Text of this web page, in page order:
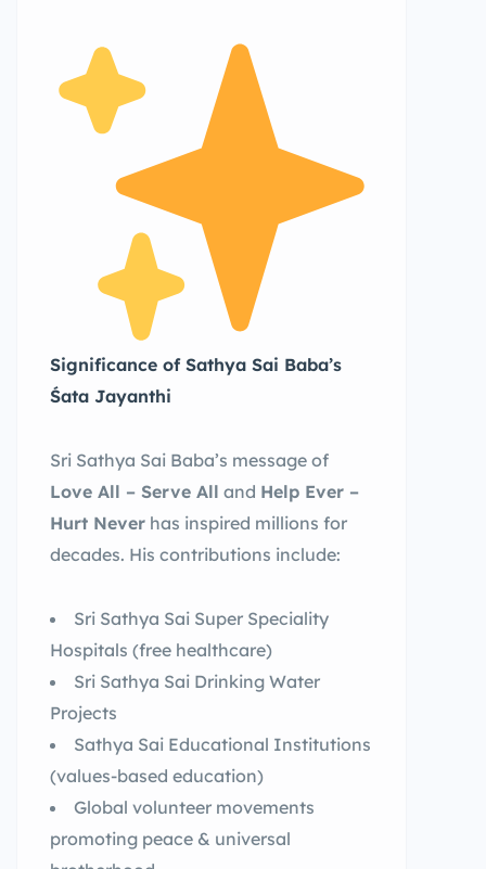
Significance of Sathya Sai Baba’s
Śata Jayanthi
Sri Sathya Sai Baba’s message of
Love All – Serve All and Help Ever –
Hurt Never has inspired millions for
decades. His contributions include:
Sri Sathya Sai Super Speciality
Hospitals (free healthcare)
Sri Sathya Sai Drinking Water
Projects
Sathya Sai Educational Institutions
(values-based education)
Global volunteer movements
promoting peace & universal